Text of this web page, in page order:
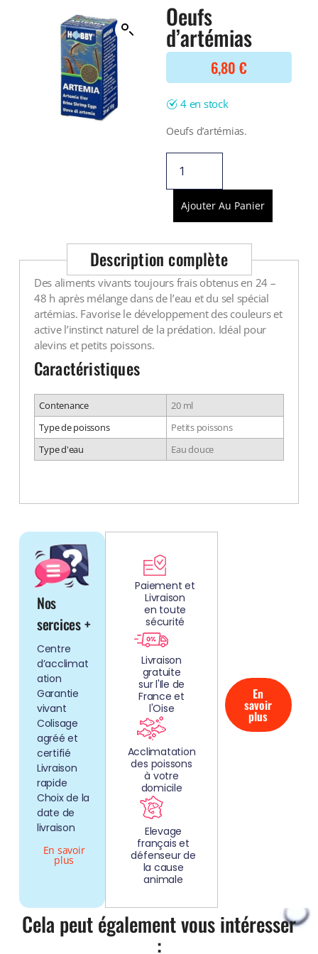
BONNES AFFAIRES
Voir tout
DERNIERS ARRIVAGES
Voir tout
NOURRITURE
Nourriture Lyophilisée
Nourriture sèche
Spéciale herbivores
Spécifique
TRAITEMENT DE L'EAU
Spécial bassin
Voir tout
BONNES AFFAIRES
Voir tout
DERNIERS ARRIVAGES
Voir tout
Oeufs
d’artémias
6,80€
4 en stock
Oeufs d’artémias.
Ajouter Au Panier
Description complète
Des aliments vivants toujours frais obtenus en 24 –
48 h après mélange dans de l’eau et du sel spécial
artémias. Favorise le développement des couleurs et
active l’instinct naturel de la prédation. Idéal pour
alevins et petits poissons.
Caractéristiques
Contenance
20 ml
Type de poissons
Petits poissons
Type d'eau
Eau douce
Nos
sercices +
Centre
d’acclimat
ation
Garantie
vivant
Colisage
agréé et
certifié
Livraison
rapide
Choix de la
date de
livraison
En savoir
plus
Paiement et
Livraison
en toute
sécurité
Livraison
gratuite
sur l'Ile de
France et
l'Oise
Acclimatation
des poissons
à votre
domicile
Elevage
français et
défenseur de
la cause
animale
En
savoir
plus
Cela peut également vous intéresser
: